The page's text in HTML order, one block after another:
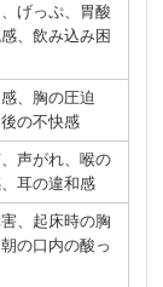
げっぷ、胃酸
、飲み込み困
、胸の圧迫
の不快感
声がれ、喉の
耳の違和感
、起床時の胸
の口内の酸っ